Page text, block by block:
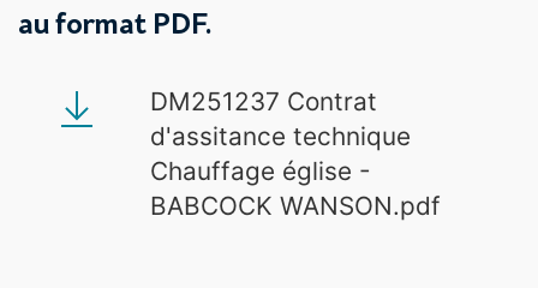
au format PDF.
DM251237 Contrat
d'assitance technique
Chauffage église -
BABCOCK WANSON.pdf